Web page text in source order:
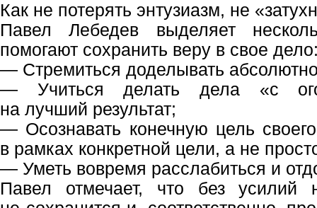
Как не потерять энтузиазм, не
Павел Лебедев выделяет
помогают сохранить веру в свое
— Стремиться доделывать
— Учиться делать дела «с
на лучший результат;
— Осознавать конечную цель
в рамках конкретной цели, а не
— Уметь вовремя расслабиться и
Павел отмечает, что без усилий